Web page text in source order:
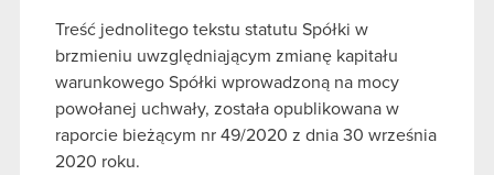
Treść jednolitego tekstu statutu Spółki w
brzmieniu uwzględniającym zmianę kapitału
warunkowego Spółki wprowadzoną na mocy
powołanej uchwały, została opublikowana w
raporcie bieżącym nr 49/2020 z dnia 30 września
2020 roku.